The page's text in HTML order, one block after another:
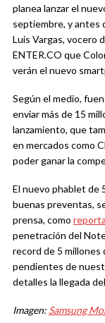
planea lanzar el
septiembre, y antes
Luis Vargas, vocero
ENTER.CO que
verán el nuevo
Según el medio,
enviar más de 15
lanzamiento, que
en mercados como
poder ganar la
El nuevo phablet de
buenas preventas,
prensa, como
penetración del
record de 5 millones
pendientes de
detalles la llegada
Imagen: Samsung